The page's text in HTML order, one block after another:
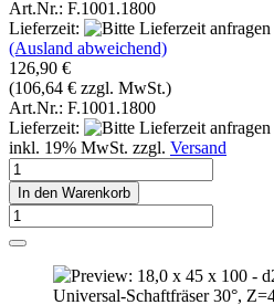
Art.Nr.: F.1001.1800
Lieferzeit:
(Ausland abweichend)
126,90 €
(106,64 € zzgl. MwSt.)
Art.Nr.: F.1001.1800
Lieferzeit:
inkl. 19% MwSt. zzgl. Versand
In den Warenkorb